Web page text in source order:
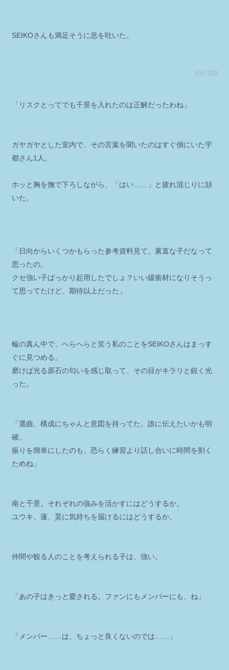
SEIKOさんも満足そうに息を吐いた。
53 / 293
「リスクとってでも千景を入れたのは正解だったわね」
ガヤガヤとした室内で、その言葉を聞いたのはすぐ側にいた宇
都さん1人。
ホッと胸を撫で下ろしながら、「はい……」と疲れ混じりに頷
いた。
「日向からいくつかもらった参考資料見て、素直な子だなって
思ったの。
クセ強い子ばっかり起用したでしょ？いい緩衝材になりそうっ
て思ってたけど、期待以上だった」
輪の真ん中で、へらへらと笑う私のことをSEIKOさんはまっす
ぐに見つめる。
磨けば光る原石の匂いを感じ取って、その目がキラリと鋭く光
った。
「選曲、構成にちゃんと意図を持ってた。誰に伝えたいかも明
確。
振りを簡単にしたのも、恐らく練習より話し合いに時間を割く
ためね」
南と千景。それぞれの強みを活かすにはどうするか。
ユウキ、蓮、昊に気持ちを届けるにはどうするか。
仲間や観る人のことを考えられる子は、強い。
「あの子はきっと愛される。ファンにもメンバーにも、ね」
「メンバー……は、ちょっと良くないのでは……」